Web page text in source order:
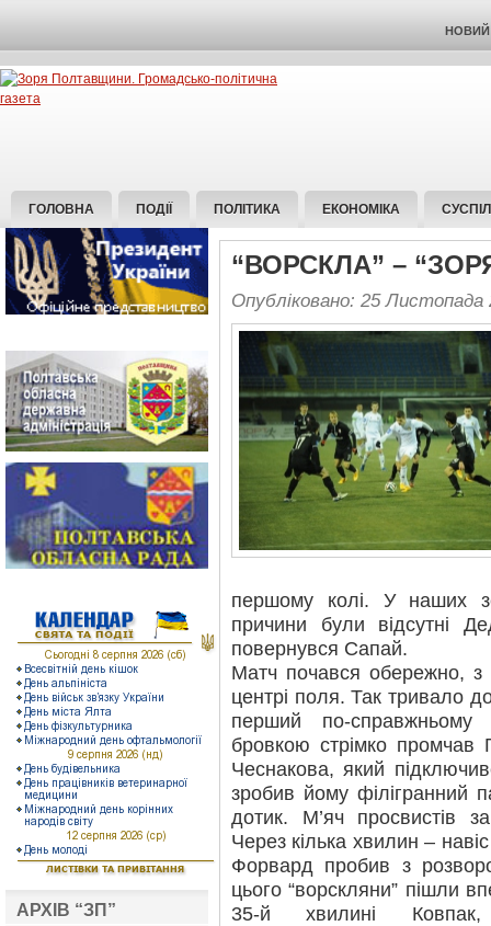
НОВИЙ
ГОЛОВНА ПОДІЇ ПОЛІТИКА ЕКОНОМІКА
АРХІВ “ЗП”
“ВОРСКЛА” –
Опубліковано: 25 Листопада
першому колі. У наших
причини були відсутні
повернувся Сапай.
Матч почався обережно, з
центрі поля. Так тривало
перший по-справжньому
бровкою стрімко промчав
Чеснакова, який
зробив йому філігранний
дотик. М’яч просвистів
Через кілька хвилин –
Форвард пробив з
цього “ворскляни” пішли
35-й хвилині Ковпак,